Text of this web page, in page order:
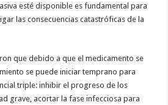
esté disponible es fundamental para
las consecuencias catastróficas de la
que debido a que el medicamento se
se puede iniciar temprano para
triple: inhibir el progreso de los
grave, acortar la fase infecciosa para